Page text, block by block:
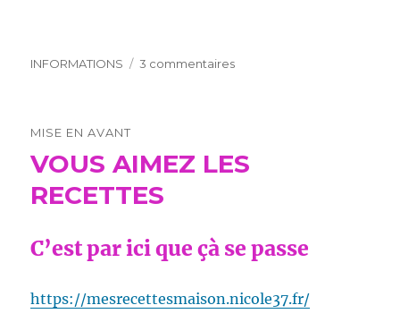
Catégories
INFORMATIONS 3 commentairessur
UNIVERS
MISE EN AVANT
VOUS AIMEZ LES
RECETTES
C’est par ici que çà se passe
https://mesrecettesmaison.nicole37.fr/